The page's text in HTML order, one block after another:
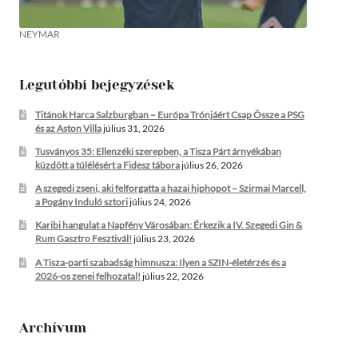
NEYMAR
Legutóbbi bejegyzések
Titánok Harca Salzburgban – Európa Trónjáért Csap Össze a PSG
és az Aston Villajúlius 31, 2026
Tusványos 35: Ellenzéki szerepben, a Tisza Párt árnyékában
küzdött a túlélésért a Fidesz táborajúlius 26, 2026
A szegedi zseni, aki felforgatta a hazai hiphopot – Szirmai Marcell,
a Pogány Induló sztorijúlius 24, 2026
Karibi hangulat a Napfény Városában: Érkezik a IV. Szegedi Gin &
Rum Gasztro Fesztivál! július 23, 2026
A Tisza-parti szabadság himnusza: Ilyen a SZIN-életérzés és a
2026-os zenei felhozatal! július 22, 2026
Archívum